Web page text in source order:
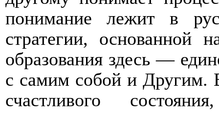
понимание лежит в
стратегии, основанной
образования здесь —
с самим собой и Другим.
счастливого